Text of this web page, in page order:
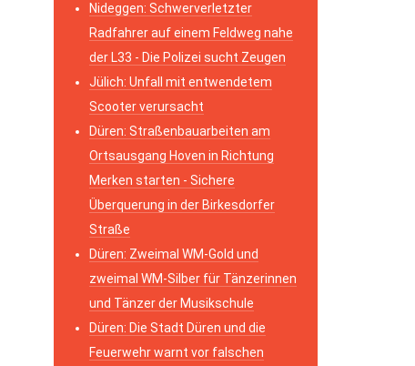
Nideggen: Schwerverletzter
Radfahrer auf einem Feldweg nahe
der L33 - Die Polizei sucht Zeugen
Jülich: Unfall mit entwendetem
Scooter verursacht
Düren: Straßenbauarbeiten am
Ortsausgang Hoven in Richtung
Merken starten - Sichere
Überquerung in der Birkesdorfer
Straße
Düren: Zweimal WM-Gold und
zweimal WM-Silber für Tänzerinnen
und Tänzer der Musikschule
Düren: Die Stadt Düren und die
Feuerwehr warnt vor falschen